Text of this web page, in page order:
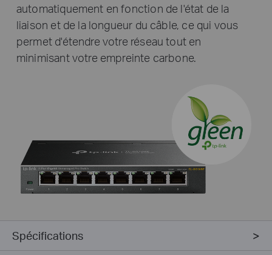
automatiquement en fonction de l'état de la
liaison et de la longueur du câble, ce qui vous
permet d'étendre votre réseau tout en
minimisant votre empreinte carbone.
Spécifications